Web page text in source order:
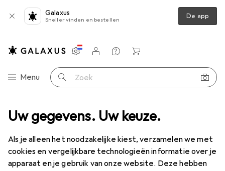
Uw gegevens. Uw keuze.
Als je alleen het noodzakelijke kiest, verzamelen we met
cookies en vergelijkbare technologieën informatie over je
apparaat en je gebruik van onze website. Deze hebben
Galaxus
Sneller vinden en bestellen De app
Categorie navigatie
Menu Zoek op
Instellingen
Klantenaccount
Produktvergelijking
Verlanglijstje
Winkelmandje
Klussen + Tuin Beveiliging Beveiliging van gebouwen
Beveiliging van gebouwen